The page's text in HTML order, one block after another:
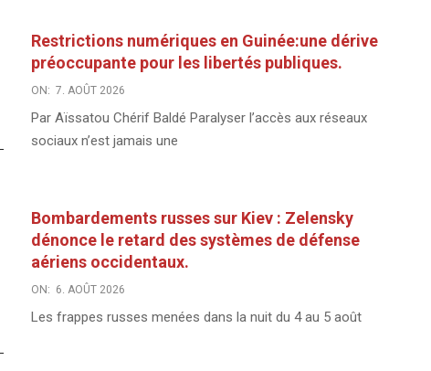
Restrictions numériques en Guinée:une dérive
préoccupante pour les libertés publiques.
ON: 7. AOÛT 2026
Par Aïssatou Chérif Baldé Paralyser l’accès aux réseaux
sociaux n’est jamais une
Bombardements russes sur Kiev : Zelensky
dénonce le retard des systèmes de défense
aériens occidentaux.
ON: 6. AOÛT 2026
Les frappes russes menées dans la nuit du 4 au 5 août